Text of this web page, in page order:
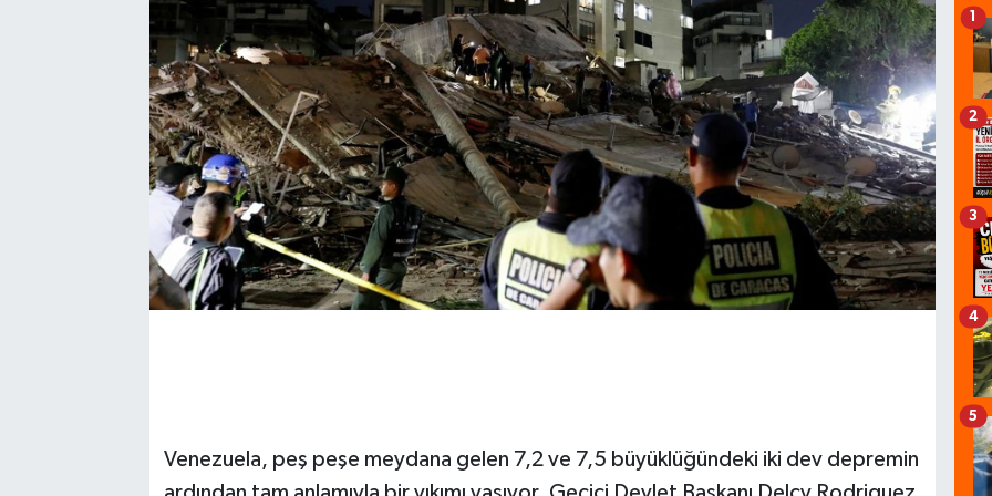
Venezuela, peş peşe meydana gelen 7,2 ve 7,5 büyüklüğündeki iki dev depremin
1
2
3
4
5